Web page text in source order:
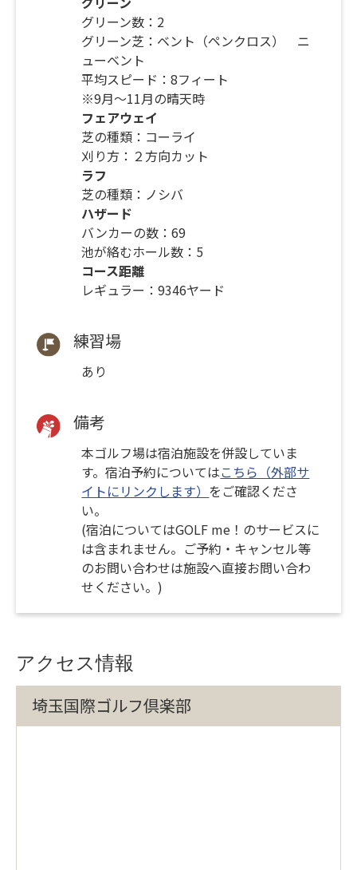
グリーン数：2
グリーン芝：ベント（ペンクロス） ニ
ューベント
平均スピード：8フィート
※9月～11月の晴天時
フェアウェイ
芝の種類：コーライ
刈り方：２方向カット
ラフ
芝の種類：ノシバ
ハザード
バンカーの数：69
池が絡むホール数：5
コース距離
レギュラー：9346ヤード
練習場
あり
備考
本ゴルフ場は宿泊施設を併設していま
す。宿泊予約についてはこちら（外部サ
イトにリンクします） をご確認くださ
い。
(宿泊についてはGOLF me！のサービスに
は含まれません。ご予約・キャンセル等
のお問い合わせは施設へ直接お問い合わ
せください。)
アクセス情報
埼玉国際ゴルフ倶楽部